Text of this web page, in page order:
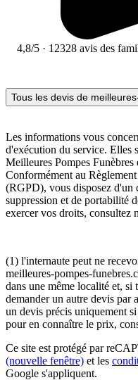
4,8/5 · 12328 avis des
Tous les devis de
Les informations vous
d'exécution du service. Elles
Meilleures Pompes Funèbres
Conformément au
(RGPD), vous disposez d'un
suppression et de portabilité
exercer vos droits, consultez
(1) l'internaute peut ne
meilleures-pompes-
dans une même localité et, si
demander un autre devis par
un devis précis uniquement
pour en connaître le prix,
Ce site est protégé par
(nouvelle fenêtre) et les
Google s'appliquent.